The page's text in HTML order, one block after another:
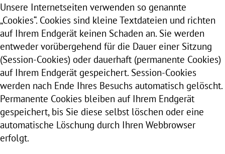
Unsere Internetseiten verwenden so genannte
„Cookies“. Cookies sind kleine Textdateien und richten
auf Ihrem Endgerät keinen Schaden an. Sie werden
entweder vorübergehend für die Dauer einer Sitzung
(Session-Cookies) oder dauerhaft (permanente Cookies)
auf Ihrem Endgerät gespeichert. Session-Cookies
werden nach Ende Ihres Besuchs automatisch gelöscht.
Permanente Cookies bleiben auf Ihrem Endgerät
gespeichert, bis Sie diese selbst löschen oder eine
automatische Löschung durch Ihren Webbrowser
erfolgt.